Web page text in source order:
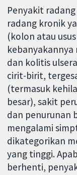
Penyakit
radang kronik
(kolon atau
kebanyakannya
dan kolitis
cirit-birit,
(termasuk
besar), sakit
dan penurunan
mengalami
dikategorikan
yang tinggi.
berhenti,